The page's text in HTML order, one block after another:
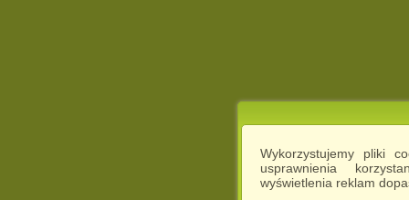
Wykorzystujemy pliki
usprawnienia
wyświetlenia reklam